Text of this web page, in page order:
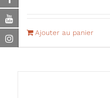
Ajouter au panier